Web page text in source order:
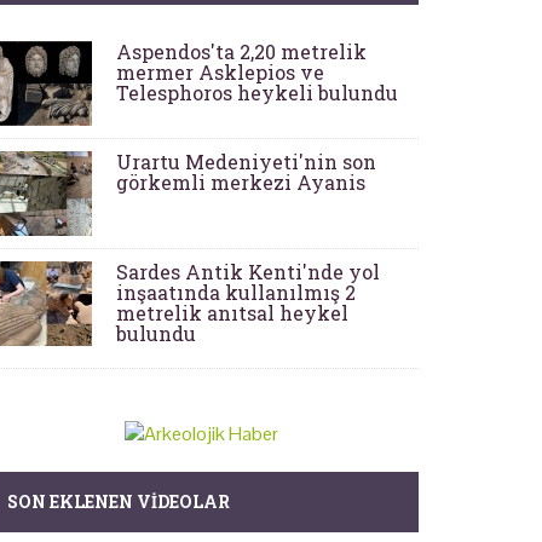
Aspendos'ta 2,20 metrelik
mermer Asklepios ve
Telesphoros heykeli bulundu
Urartu Medeniyeti'nin son
görkemli merkezi Ayanis
Sardes Antik Kenti'nde yol
inşaatında kullanılmış 2
metrelik anıtsal heykel
bulundu
SON EKLENEN VIDEOLAR